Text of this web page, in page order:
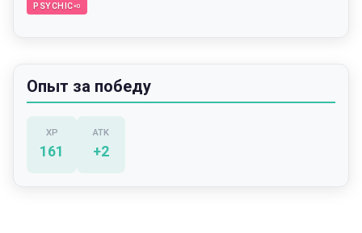
PSYCHIC×0
Опыт за победу
XP
161
ATK
+2